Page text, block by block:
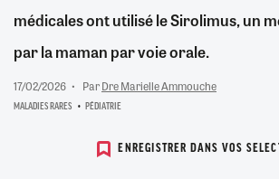
médicales ont utilisé le Sirolimus, un
par la maman par voie orale.
17/02/2026 ParDre Marielle Ammouche
MALADIES RARES PÉDIATRIE
ENREGISTRER DANS VOS